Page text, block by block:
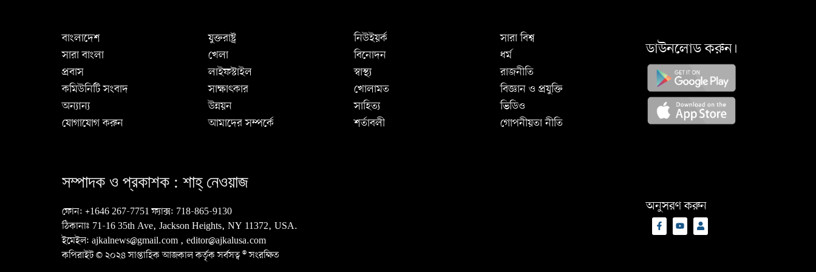
বাংলাদেশ যুক্তরাষ্ট্র নিউইয়র্ক
সারা বিশ্ব
সারা বাংলা
খেলা বিনোদন
ধর্ম
প্রবাস
লাইফস্টাইল স্বাস্থ্য
রাজনীতি
কমিউনিটি সংবাদ
সাক্ষাৎকার খোলামত
বিজ্ঞান ও প্রযুক্তি
অন্যান্য
উন্নয়ন সাহিত্য
ভিডিও
যোগাযোগ করুন
আমাদের সম্পর্কে শর্তাবলী গোপনীয়তা নীতি
ডাউনলোড করুন।
সম্পাদক ও প্রকাশক : শাহ্‌ নেওয়াজ
ফোন: +1646 267-7751ফ্যাক্স: 718-865-9130
ঠিকানাঃ 71-16 35th Ave, Jackson Heights, NY 11372, USA.
ইমেইল: ajkalnews@gmail.com , editor@ajkalusa.com
কপিরাইট © ২০২৪ সাপ্তাহিক আজকাল কর্তৃক সর্বসত্ব ® সংরক্ষিত
অনুসরণ করুন